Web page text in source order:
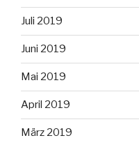
Juli 2019
Juni 2019
Mai 2019
April 2019
März 2019